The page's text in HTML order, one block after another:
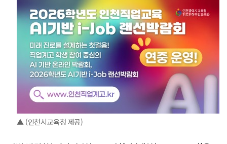
▲ (인천시교육청 제공)